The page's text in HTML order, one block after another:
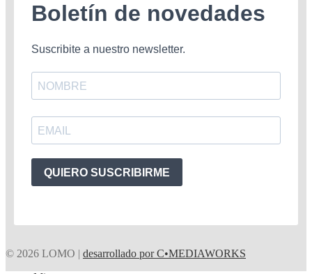
Boletín de novedades
Suscribite a nuestro newsletter.
QUIERO SUSCRIBIRME
© 2026 LOMO | desarrollado por C•MEDIAWORKS